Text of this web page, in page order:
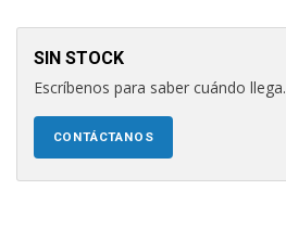
SIN STOCK
Escríbenos para saber cuándo llega.
CONTÁCTANOS